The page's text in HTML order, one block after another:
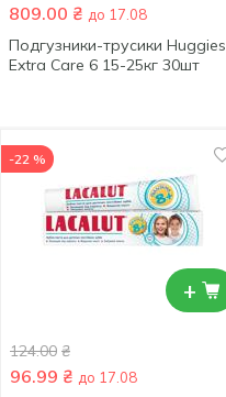
809.00 ₴ до 17.08
Подгузники-трусики Huggies
Extra Care 6 15-25кг 30шт
+
-22 %
124.00 ₴
96.99 ₴ до 17.08